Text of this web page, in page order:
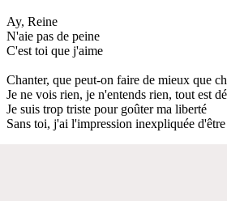
Ay, Reine
N'aie pas de peine
C'est toi que j'aime
Chanter, que peut-on faire de mieux que
Je ne vois rien, je n'entends rien, tout est
Je suis trop triste pour goûter ma liberté
Sans toi, j'ai l'impression inexpliquée